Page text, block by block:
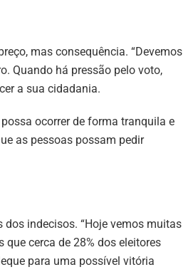
mas consequência. “Devemos
Quando há pressão pelo voto,
a sua cidadania.
ocorrer de forma tranquila e
as pessoas possam pedir
indecisos. “Hoje vemos muitas
cerca de 28% dos eleitores
para uma possível vitória